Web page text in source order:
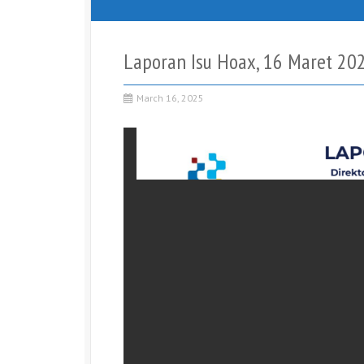
Laporan Isu Hoax, 16 Maret
March 16, 2025